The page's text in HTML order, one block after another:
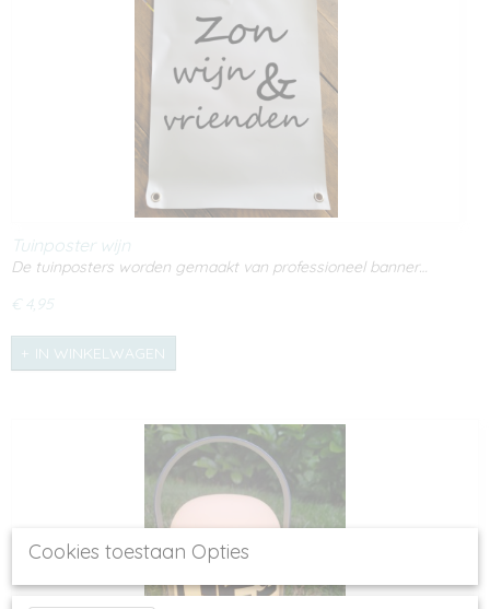
Tuinposter wijn
De tuinposters worden gemaakt van professioneel banner…
€ 4,95
IN WINKELWAGEN
Cookies toestaan Opties